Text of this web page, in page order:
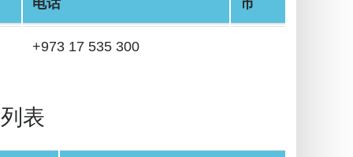
电话 市
+973 17 535 300
表